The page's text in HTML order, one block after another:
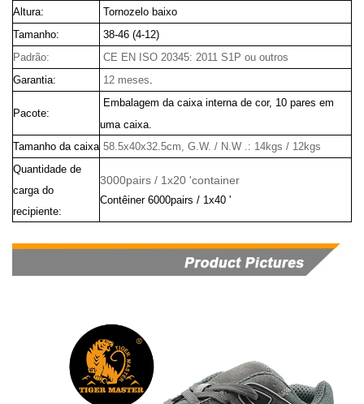
Altura:
Tornozelo baixo
Tamanho:
38-46 (4-12)
Padrão:
CE EN ISO 20345: 2011 S1P ou outros
Garantia:
12 meses
Pacote:
Embalagem da caixa interna de cor, 10 pares em
uma caixa.
Tamanho da caixa 58.5x40x32.5cm, G.W. / N.W .: 14kgs / 12kgs
Quantidade de
carga do
recipiente:
3000pairs / 1x20 'container
Contêiner 6000pairs / 1x40 '